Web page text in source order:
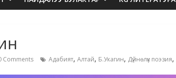
Comments Адабият, Алтай, Б.Укагин, Дүйнөлүк поэзия,